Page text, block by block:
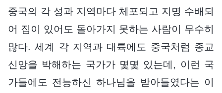
중국의 각 성과 지역마다 체포되고 지명 수배되
어 집이 있어도 돌아가지 못하는 사람이 무수히
많다. 세계 각 지역과 대륙에도 중국처럼 종교
신앙을 박해하는 국가가 몇몇 있는데, 이런 국
가들에도 전능하신 하나님을 받아들였다는 이